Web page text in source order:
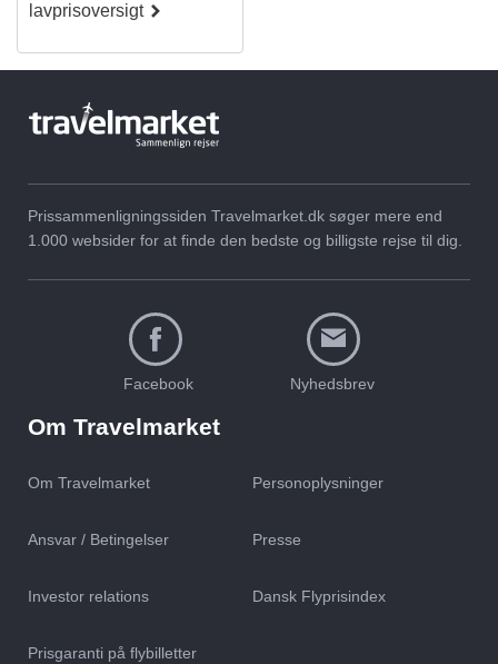
lavprisoversigt
Prissammenligningssiden Travelmarket.dk søger mere end
1.000 websider for at finde den bedste og billigste rejse til dig.
Facebook Nyhedsbrev
Om Travelmarket
Om Travelmarket Personoplysninger
Ansvar / Betingelser Presse
Investor relations Dansk Flyprisindex
Prisgaranti på flybilletter